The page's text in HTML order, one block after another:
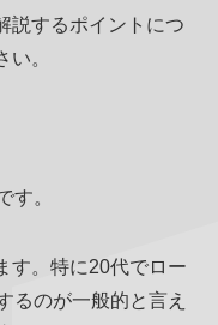
説するポイントにつ
。
す。
す。特に20代でロー
るのが一般的と言え